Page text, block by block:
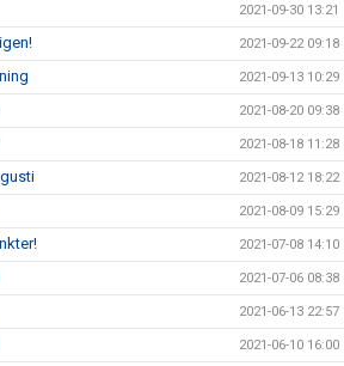
2021-09-30 13:21
2021-09-22 09:18
2021-09-13 10:29
2021-08-20 09:38
2021-08-18 11:28
2021-08-12 18:22
2021-08-09 15:29
2021-07-08 14:10
2021-07-06 08:38
2021-06-13 22:57
2021-06-10 16:00